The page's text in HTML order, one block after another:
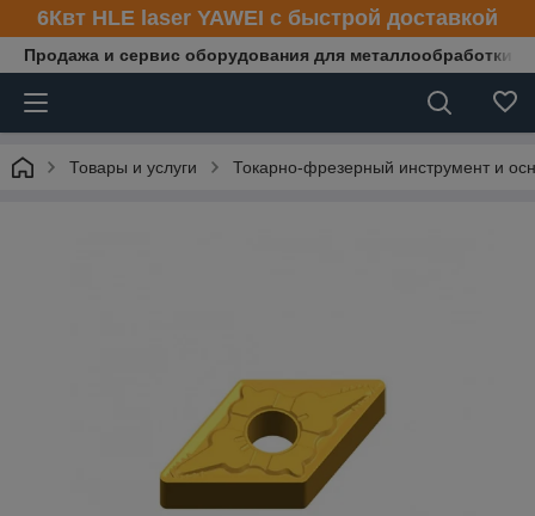
6Квт HLE laser YAWEI с быстрой доставкой
Продажа и сервис оборудования для металлообработки
Товары и услуги Токарно-фрезерный инструмент и